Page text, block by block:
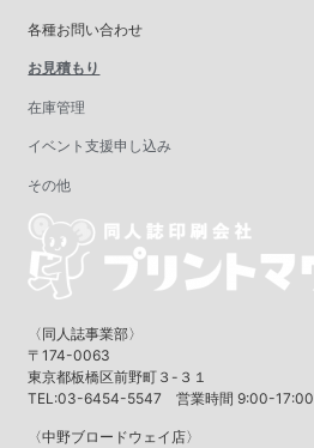
各種お問い合わせ
お見積もり
在庫管理
イベント支援申し込み
その他
〈同人誌事業部〉
〒174-0063
東京都板橋区前野町３-３１
TEL:03-6454-5547 営業時間 9:00-17:00
〈中野ブロードウェイ店〉